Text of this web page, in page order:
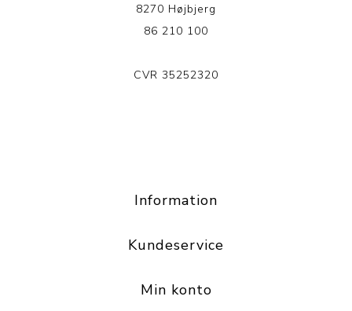
8270 Højbjerg
86 210 100
CVR 35252320
Information
Kundeservice
Min konto